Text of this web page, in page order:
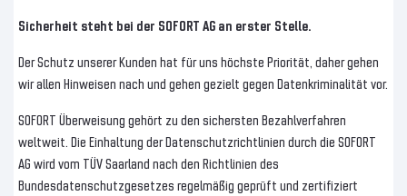
Sicherheit steht bei der SOFORT AG an erster Stelle.
Der Schutz unserer Kunden hat für uns höchste Priorität, daher gehen
wir allen Hinweisen nach und gehen gezielt gegen Datenkriminalität vor.
SOFORT Überweisung gehört zu den sichersten Bezahlverfahren
weltweit. Die Einhaltung der Datenschutzrichtlinien durch die SOFORT
AG wird vom TÜV Saarland nach den Richtlinien des
Bundesdatenschutzgesetzes regelmäßig geprüft und zertifiziert